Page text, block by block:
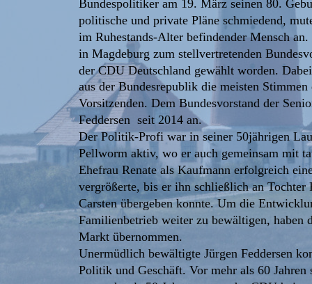
Bundespolitiker am 19. März seinen 80.
politische und private Pläne schmiedend,
im Ruhestands-Alter befindender Mensch
in Magdeburg zum stellvertretenden
der CDU Deutschland gewählt worden.
aus der Bundesrepublik die meisten
Vorsitzenden. Dem Bundesvorstand der
Feddersen  seit 2014 an.
Der Politik-Profi war in seiner 50jährigen
Pellworm aktiv, wo er auch gemeinsam mit
Ehefrau Renate als Kaufmann erfolgreich
vergrößerte, bis er ihn schließlich an Tochter
Carsten übergeben konnte. Um die
Familienbetrieb weiter zu bewältigen, haben
Markt übernommen.
Unermüdlich bewältigte Jürgen Feddersen
Politik und Geschäft. Vor mehr als 60